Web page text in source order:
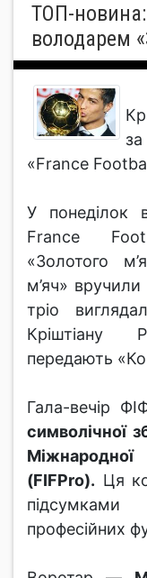
ТОП-
володарем
«France
У понеділок
France
«Золотого
м’яч» вручили
тріо
Кріштіану
передають
Гала-вечір
символічної
(FIFPro). Ця
професійних